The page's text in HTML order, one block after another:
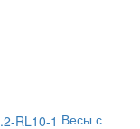
Весы с